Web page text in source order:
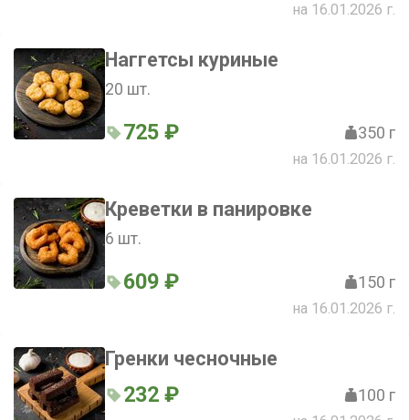
на 16.01.2026 г.
Наггетсы куриные
20 шт.
725 ₽ 350 г
на 16.01.2026 г.
Креветки в панировке
6 шт.
609 ₽ 150 г
на 16.01.2026 г.
Гренки чесночные
232 ₽ 100 г